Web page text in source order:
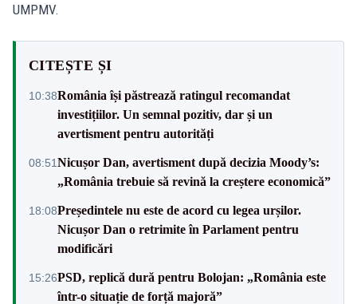
UMPMV.
CITEȘTE ȘI
10:38România își păstrează ratingul recomandat
investițiilor. Un semnal pozitiv, dar și un
avertisment pentru autorități
08:51Nicușor Dan, avertisment după decizia Moody’s:
„România trebuie să revină la creștere economică”
18:08Președintele nu este de acord cu legea urșilor.
Nicușor Dan o retrimite în Parlament pentru
modificări
15:26PSD, replică dură pentru Bolojan: „România este
într-o situație de forță majoră”